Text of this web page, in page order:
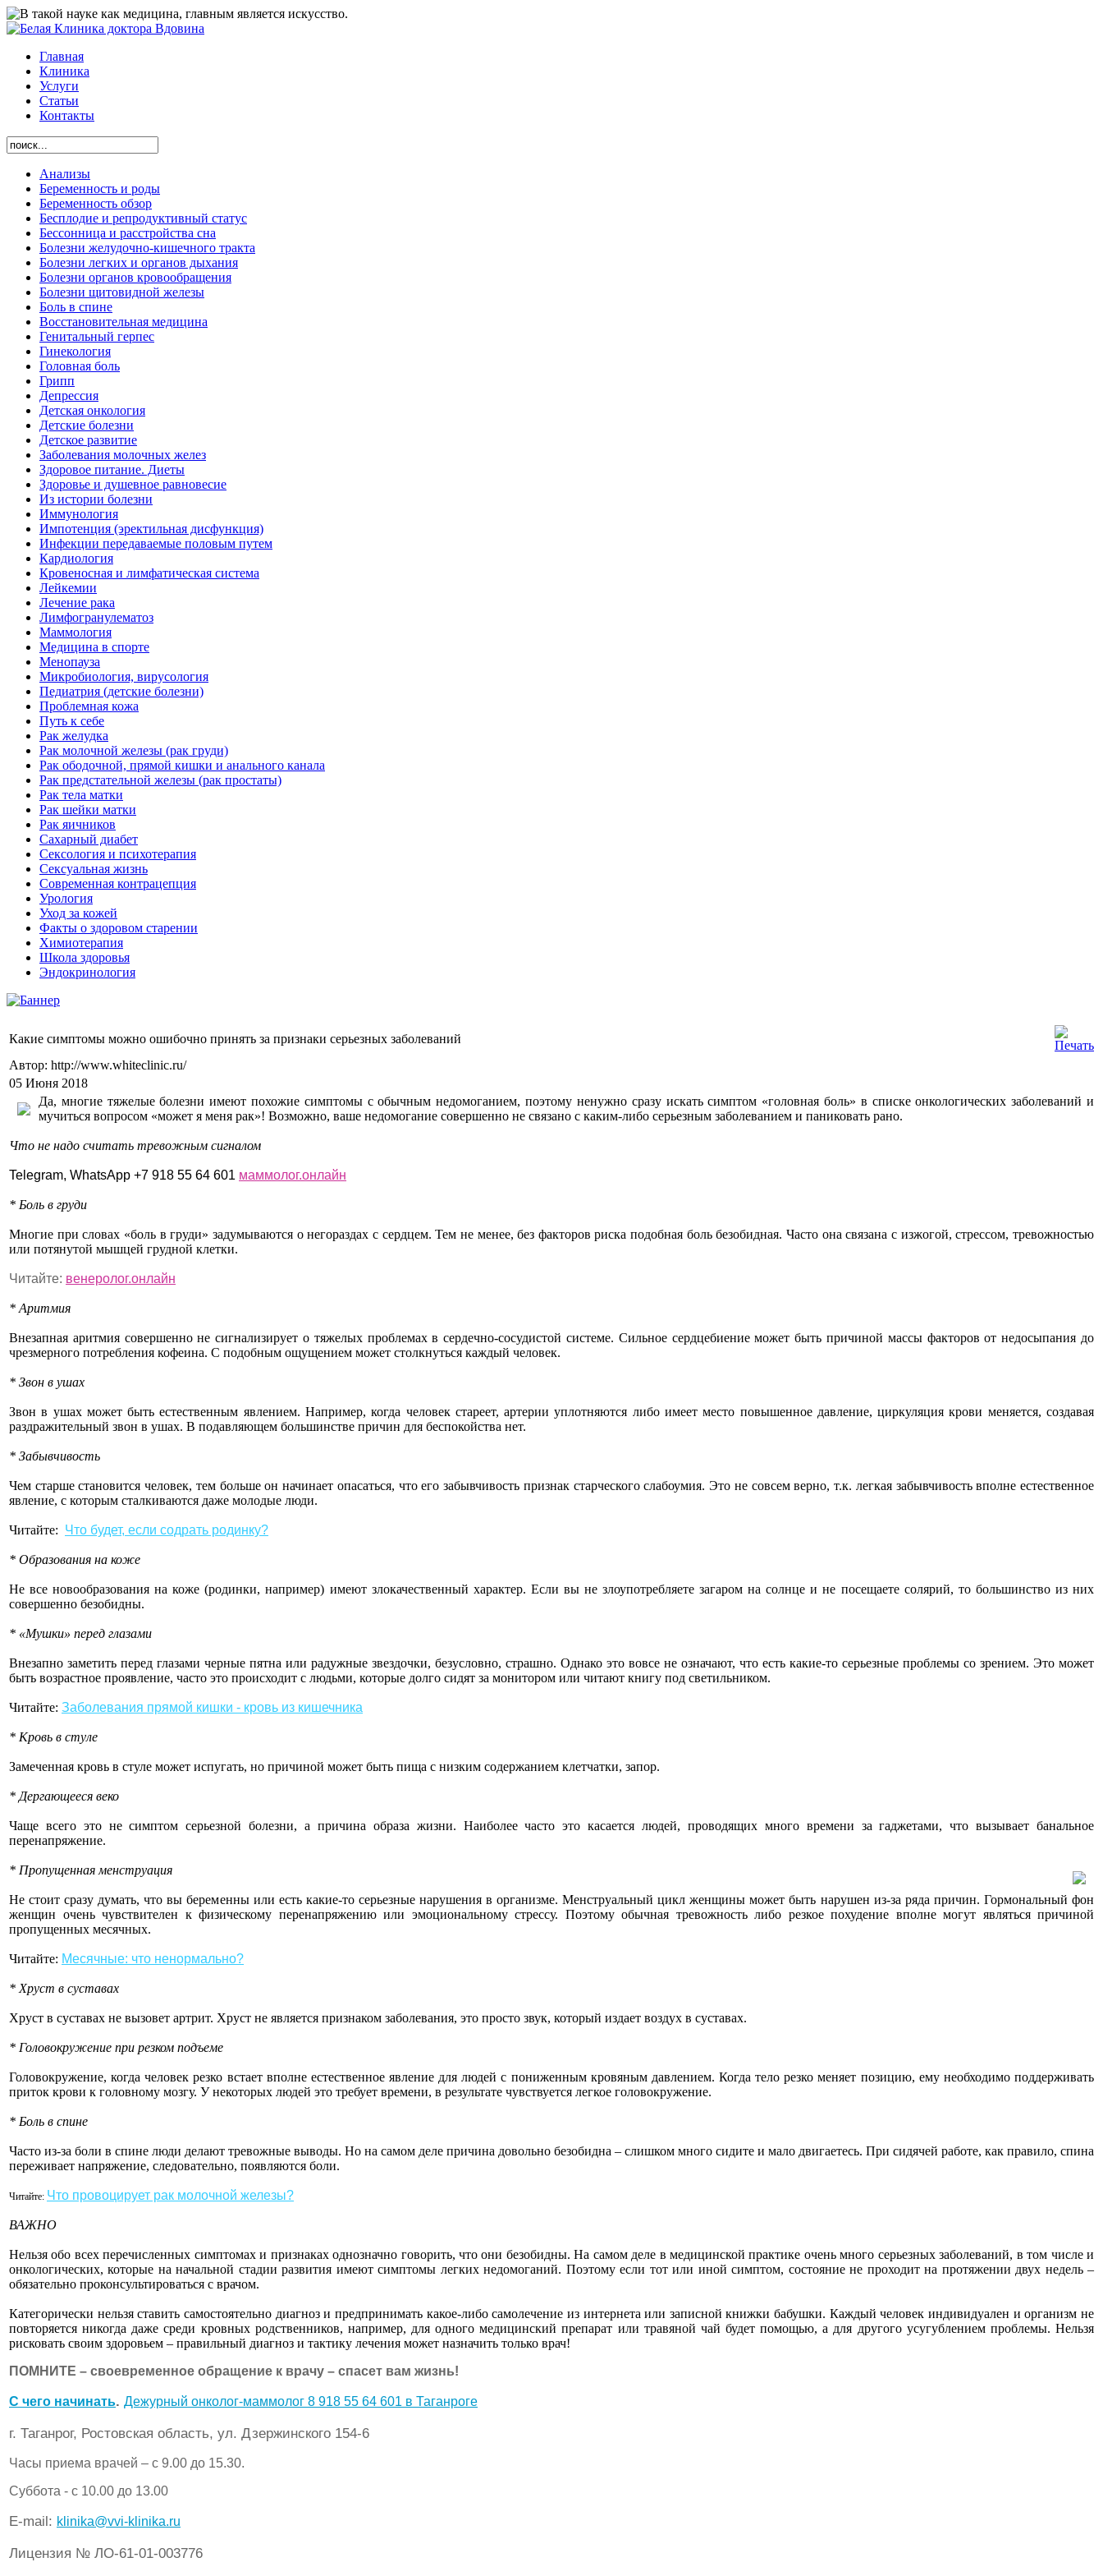
Главная
Клиника
Услуги
Статьи
Контакты
Анализы
Беременность и роды
Беременность обзор
Бесплодие и репродуктивный статус
Бессонница и расстройства сна
Болезни желудочно-кишечного тракта
Болезни легких и органов дыхания
Болезни органов кровообращения
Болезни щитовидной железы
Боль в спине
Восстановительная медицина
Генитальный герпес
Гинекология
Головная боль
Грипп
Депрессия
Детская онкология
Детские болезни
Детское развитие
Заболевания молочных желез
Здоровое питание. Диеты
Здоровье и душевное равновесие
Из истории болезни
Иммунология
Импотенция (эректильная дисфункция)
Инфекции передаваемые половым путем
Кардиология
Кровеносная и лимфатическая система
Лейкемии
Лечение рака
Лимфогранулематоз
Маммология
Медицина в спорте
Менопауза
Микробиология, вирусология
Педиатрия (детские болезни)
Проблемная кожа
Путь к себе
Рак желудка
Рак молочной железы (рак груди)
Рак ободочной, прямой кишки и анального канала
Рак предстательной железы (рак простаты)
Рак тела матки
Рак шейки матки
Рак яичников
Сахарный диабет
Сексология и психотерапия
Сексуальная жизнь
Современная контрацепция
Урология
Уход за кожей
Факты о здоровом старении
Химиoтерапия
Школа здоровья
Эндокринология
Какие симптомы можно ошибочно принять за признаки серьезных заболеваний
Автор: http://www.whiteclinic.ru/
05 Июня 2018
Да, многие тяжелые болезни имеют похожие симптомы с обычным недомоганием, поэтому ненужно сразу искать симптом «головная боль» в списке онкологических заболеваний и
мучиться вопросом «может я меня рак»! Возможно, ваше недомогание совершенно не связано с каким-либо серьезным заболеванием и паниковать рано.
Что не надо считать тревожным сигналом
Telegram, WhatsApp +7 918 55 64 601 маммолог.онлайн
* Боль в груди
Многие при словах «боль в груди» задумываются о негораздах с сердцем. Тем не менее, без факторов риска подобная боль безобидная. Часто она связана с изжогой, стрессом, тревожностью
или потянутой мышцей грудной клетки.
Читайте: венеролог.онлайн
* Аритмия
Внезапная аритмия совершенно не сигнализирует о тяжелых проблемах в сердечно-сосудистой системе. Сильное сердцебиение может быть причиной массы факторов от недосыпания до
чрезмерного потребления кофеина. С подобным ощущением может столкнуться каждый человек.
* Звон в ушах
Звон в ушах может быть естественным явлением. Например, когда человек стареет, артерии уплотняются либо имеет место повышенное давление, циркуляция крови меняется, создавая
раздражительный звон в ушах. В подавляющем большинстве причин для беспокойства нет.
* Забывчивость
Чем старше становится человек, тем больше он начинает опасаться, что его забывчивость признак старческого слабоумия. Это не совсем верно, т.к. легкая забывчивость вполне естественное
явление, с которым сталкиваются даже молодые люди.
Читайте: Что будет, если содрать родинку?
* Образования на коже
Не все новообразования на коже (родинки, например) имеют злокачественный характер. Если вы не злоупотребляете загаром на солнце и не посещаете солярий, то большинство из них
совершенно безобидны.
* «Мушки» перед глазами
Внезапно заметить перед глазами черные пятна или радужные звездочки, безусловно, страшно. Однако это вовсе не означают, что есть какие-то серьезные проблемы со зрением. Это может
быть возрастное проявление, часто это происходит с людьми, которые долго сидят за монитором или читают книгу под светильником.
Читайте: Заболевания прямой кишки - кровь из кишечника
* Кровь в стуле
Замеченная кровь в стуле может испугать, но причиной может быть пища с низким содержанием клетчатки, запор.
* Дергающееся веко
Чаще всего это не симптом серьезной болезни, а причина образа жизни. Наиболее часто это касается людей, проводящих много времени за гаджетами, что вызывает банальное
перенапряжение.
* Пропущенная менструация
Не стоит сразу думать, что вы беременны или есть какие-то серьезные нарушения в организме. Менструальный цикл женщины может быть нарушен из-за ряда причин. Гормональный фон
женщин очень чувствителен к физическому перенапряжению или эмоциональному стрессу. Поэтому обычная тревожность либо резкое похудение вполне могут являться причиной
пропущенных месячных.
Читайте: Месячные: что ненормально?
* Хруст в суставах
Хруст в суставах не вызовет артрит. Хруст не является признаком заболевания, это просто звук, который издает воздух в суставах.
* Головокружение при резком подъеме
Головокружение, когда человек резко встает вполне естественное явление для людей с пониженным кровяным давлением. Когда тело резко меняет позицию, ему необходимо поддерживать
приток крови к головному мозгу. У некоторых людей это требует времени, в результате чувствуется легкое головокружение.
* Боль в спине
Часто из-за боли в спине люди делают тревожные выводы. Но на самом деле причина довольно безобидна – слишком много сидите и мало двигаетесь. При сидячей работе, как правило, спина
переживает напряжение, следовательно, появляются боли.
Читайте: Что провоцирует рак молочной железы?
ВАЖНО
Нельзя обо всех перечисленных симптомах и признаках однозначно говорить, что они безобидны. На самом деле в медицинской практике очень много серьезных заболеваний, в том числе и
онкологических, которые на начальной стадии развития имеют симптомы легких недомоганий. Поэтому если тот или иной симптом, состояние не проходит на протяжении двух недель –
обязательно проконсультироваться с врачом.
Категорически нельзя ставить самостоятельно диагноз и предпринимать какое-либо самолечение из интернета или записной книжки бабушки. Каждый человек индивидуален и организм не
повторяется никогда даже среди кровных родственников, например, для одного медицинский препарат или травяной чай будет помощью, а для другого усугублением проблемы. Нельзя
рисковать своим здоровьем – правильный диагноз и тактику лечения может назначить только врач!
ПОМНИТЕ – своевременное обращение к врачу – спасет вам жизнь!
C чего начинать. Дежурный онколог-маммолог 8 918 55 64 601 в Таганроге
г. Таганрог, Ростовская область, ул. Дзержинского 154-6
Часы приема врачей – с 9.00 до 15.30.
Суббота - с 10.00 до 13.00
Е-mail: klinika@vvi-klinika.ru
Лицензия № ЛО-61-01-003776